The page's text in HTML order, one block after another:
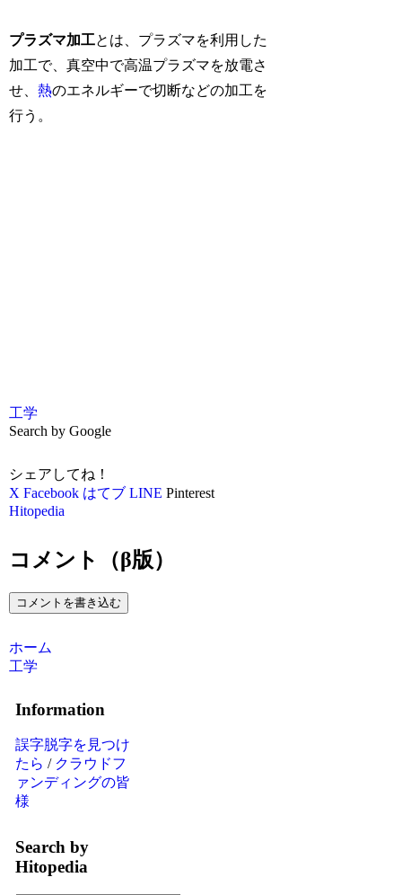
プラズマ加工とは、プラズマを利用した
加工で、真空中で高温プラズマを放電さ
せ、熱のエネルギーで切断などの加工を
行う。
工学
Search by Google
シェアしてね！
X Facebook はてブ LINE Pinterest
Hitopedia
コメント（β版）
コメントを書き込む
ホーム
工学
Information
誤字脱字を見つけ
たら / クラウドフ
ァンディングの皆
様
Search by
Hitopedia